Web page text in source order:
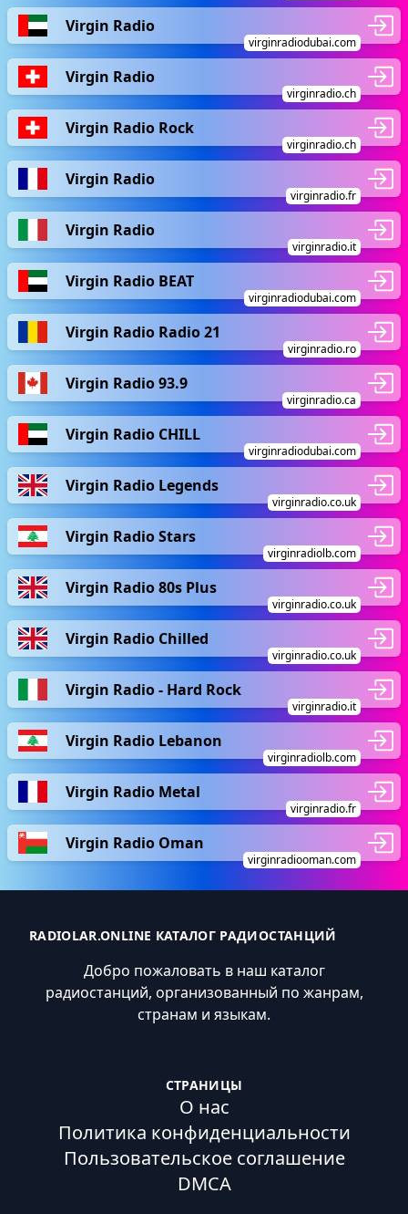
Virgin Radio
virginradiodubai.com
Virgin Radio
virginradio.ch
Virgin Radio Rock
virginradio.ch
Virgin Radio
virginradio.fr
Virgin Radio
virginradio.it
Virgin Radio BEAT
virginradiodubai.com
Virgin Radio Radio 21
virginradio.ro
Virgin Radio 93.9
virginradio.ca
Virgin Radio CHILL
virginradiodubai.com
Virgin Radio Legends
virginradio.co.uk
Virgin Radio Stars
virginradiolb.com
Virgin Radio 80s Plus
virginradio.co.uk
Virgin Radio Chilled
virginradio.co.uk
Virgin Radio - Hard Rock
virginradio.it
Virgin Radio Lebanon
virginradiolb.com
Virgin Radio Metal
virginradio.fr
Virgin Radio Oman
virginradiooman.com
RADIOLAR.ONLINE КАТАЛОГ РАДИОСТАНЦИЙ
Добро пожаловать в наш каталог
радиостанций, организованный по жанрам,
странам и языкам.
СТРАНИЦЫ
О нас
Политика конфиденциальности
Пользовательское соглашение
DMCA